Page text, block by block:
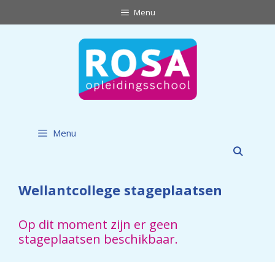
naar
Menu
Menu
Wellantcollege stageplaatsen
Op dit moment zijn er geen
stageplaatsen beschikbaar.